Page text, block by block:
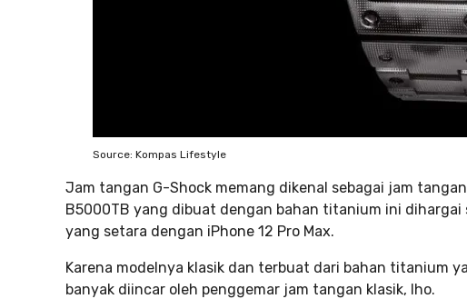
Source: Kompas Lifestyle
Jam tangan G-Shock memang dikenal sebagai jam
B5000TB yang dibuat dengan bahan titanium ini dihargai
yang setara dengan iPhone 12 Pro Max.
Karena modelnya klasik dan terbuat dari bahan titanium
banyak diincar oleh penggemar jam tangan klasik, lho.